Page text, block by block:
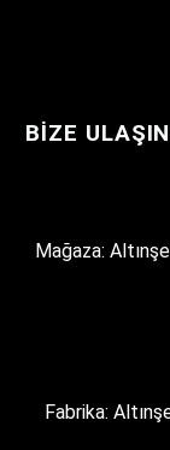
BIZE ULAŞIN
Mağaza:
Fabrika: